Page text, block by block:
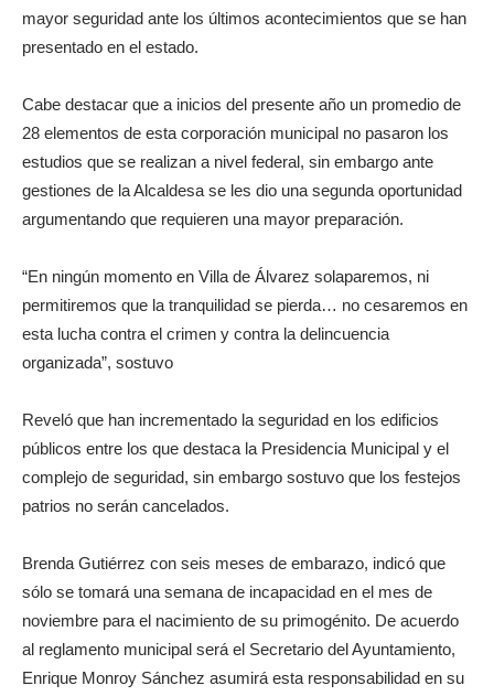
mayor seguridad ante los últimos acontecimientos que se han
presentado en el estado.
Cabe destacar que a inicios del presente año un promedio de
28 elementos de esta corporación municipal no pasaron los
estudios que se realizan a nivel federal, sin embargo ante
gestiones de la Alcaldesa se les dio una segunda oportunidad
argumentando que requieren una mayor preparación.
“En ningún momento en Villa de Álvarez solaparemos, ni
permitiremos que la tranquilidad se pierda… no cesaremos en
esta lucha contra el crimen y contra la delincuencia
organizada”, sostuvo
Reveló que han incrementado la seguridad en los edificios
públicos entre los que destaca la Presidencia Municipal y el
complejo de seguridad, sin embargo sostuvo que los festejos
patrios no serán cancelados.
Brenda Gutiérrez con seis meses de embarazo, indicó que
sólo se tomará una semana de incapacidad en el mes de
noviembre para el nacimiento de su primogénito. De acuerdo
al reglamento municipal será el Secretario del Ayuntamiento,
Enrique Monroy Sánchez asumirá esta responsabilidad en su